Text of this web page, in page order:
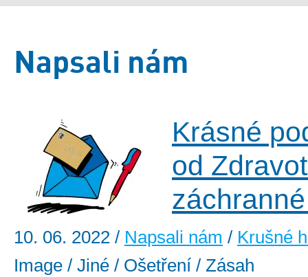
Napsali nám
Krásné
od
10. 06. 2022 / Napsali nám / Krušné
Image / Jiné / Ošetření / Zásah